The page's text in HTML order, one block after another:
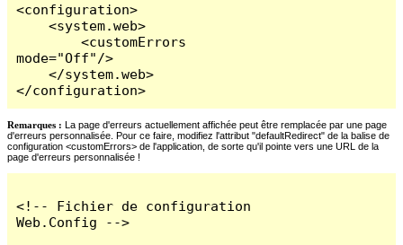
<configuration>
    <system.web>
        <customErrors
mode="Off"/>
    </system.web>
</configuration>
Remarques : La page d'erreurs actuellement affichée peut être remplacée par une page
d'erreurs personnalisée. Pour ce faire, modifiez l'attribut "defaultRedirect" de la balise de
configuration <customErrors> de l'application, de sorte qu'il pointe vers une URL de la
page d'erreurs personnalisée !
<!-- Fichier de configuration
Web.Config -->